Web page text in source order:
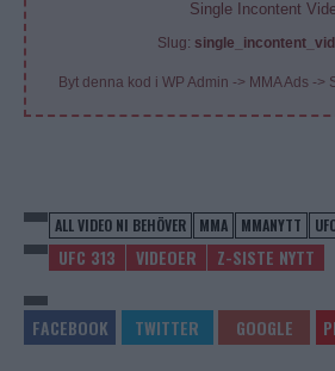
Single Incontent
Slug:
Byt denna kod i WP Admin -> MMA Ads ->
ALL VIDEO NI BEHÖVER MMA MMANYTT
UFC 313 VIDEOER Z-SISTE NYTT